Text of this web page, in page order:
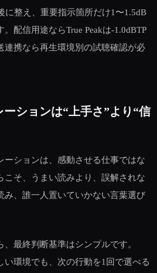
に整え、重要指示箇所だけ1〜1.5dB
配信用途ならTrue Peakは-1.0dBTP
連携なら再生環境別の試聴確認が必
ションは“上手さ”より“信
ーションは、感動させる仕事ではな
こそ、うまい読みより、誤解されな
み、誰一人置いていかない言葉選び
最終判断基準はシンプルです。
い環境でも、次の行動を1回で選べる